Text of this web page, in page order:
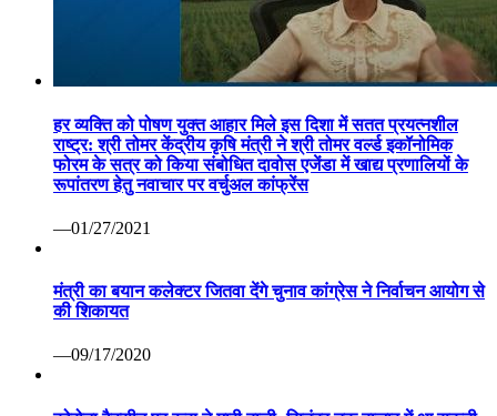
हर व्यक्ति को पोषण युक्त आहार मिले इस दिशा में सतत प्रयत्नशील
राष्ट्र: श्री तोमर केंद्रीय कृषि मंत्री ने श्री तोमर वर्ल्ड इकॉनोमिक
फोरम के सत्र को किया संबोधित दावोस एजेंडा में खाद्य प्रणालियों के
रूपांतरण हेतु नवाचार पर वर्चुअल कांफ्रेंस
—01/27/2021
मंत्री का बयान कलेक्टर जितवा देंगे चुनाव कांग्रेस ने निर्वाचन आयोग से
की शिकायत
—09/17/2020